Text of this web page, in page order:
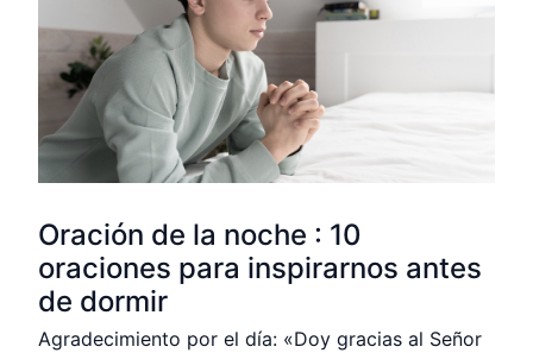
Oración de la noche : 10
oraciones para inspirarnos antes
de dormir
Agradecimiento por el día: «Doy gracias al Señor